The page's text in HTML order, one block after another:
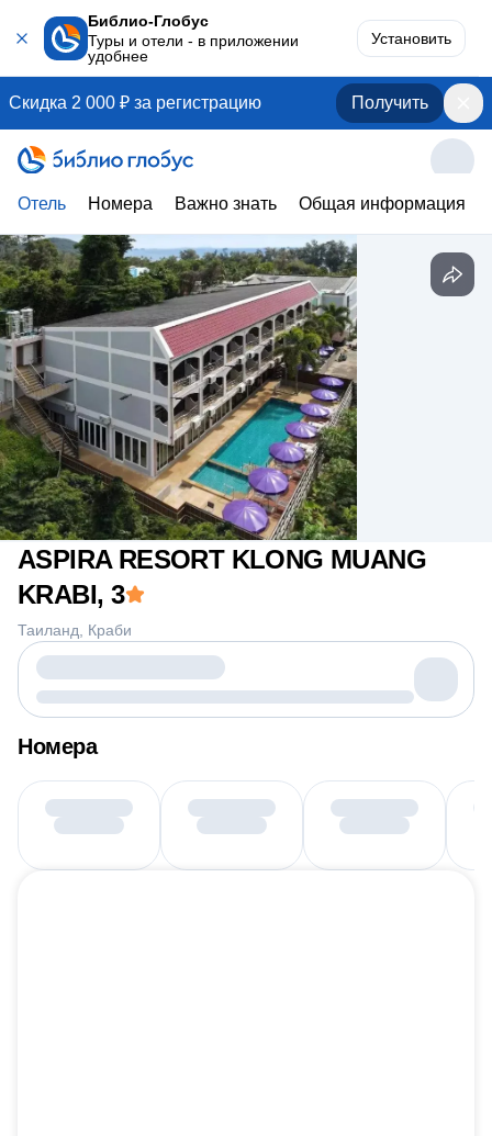
Библио-Глобус
Туры и отели - в приложении
удобнее
Установить
Скидка 2 000 ₽ за регистрацию Получить
Отель Номера Важно знать Общая информация
ASPIRA RESORT KLONG MUANG
KRABI, 3
Таиланд Краби
Номера